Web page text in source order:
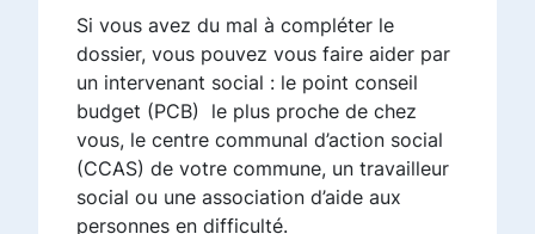
Si vous avez du mal à compléter le
dossier, vous pouvez vous faire aider par
un intervenant social : le point conseil
budget (PCB) le plus proche de chez
vous, le centre communal d’action social
(CCAS) de votre commune, un travailleur
social ou une association d’aide aux
personnes en difficulté.